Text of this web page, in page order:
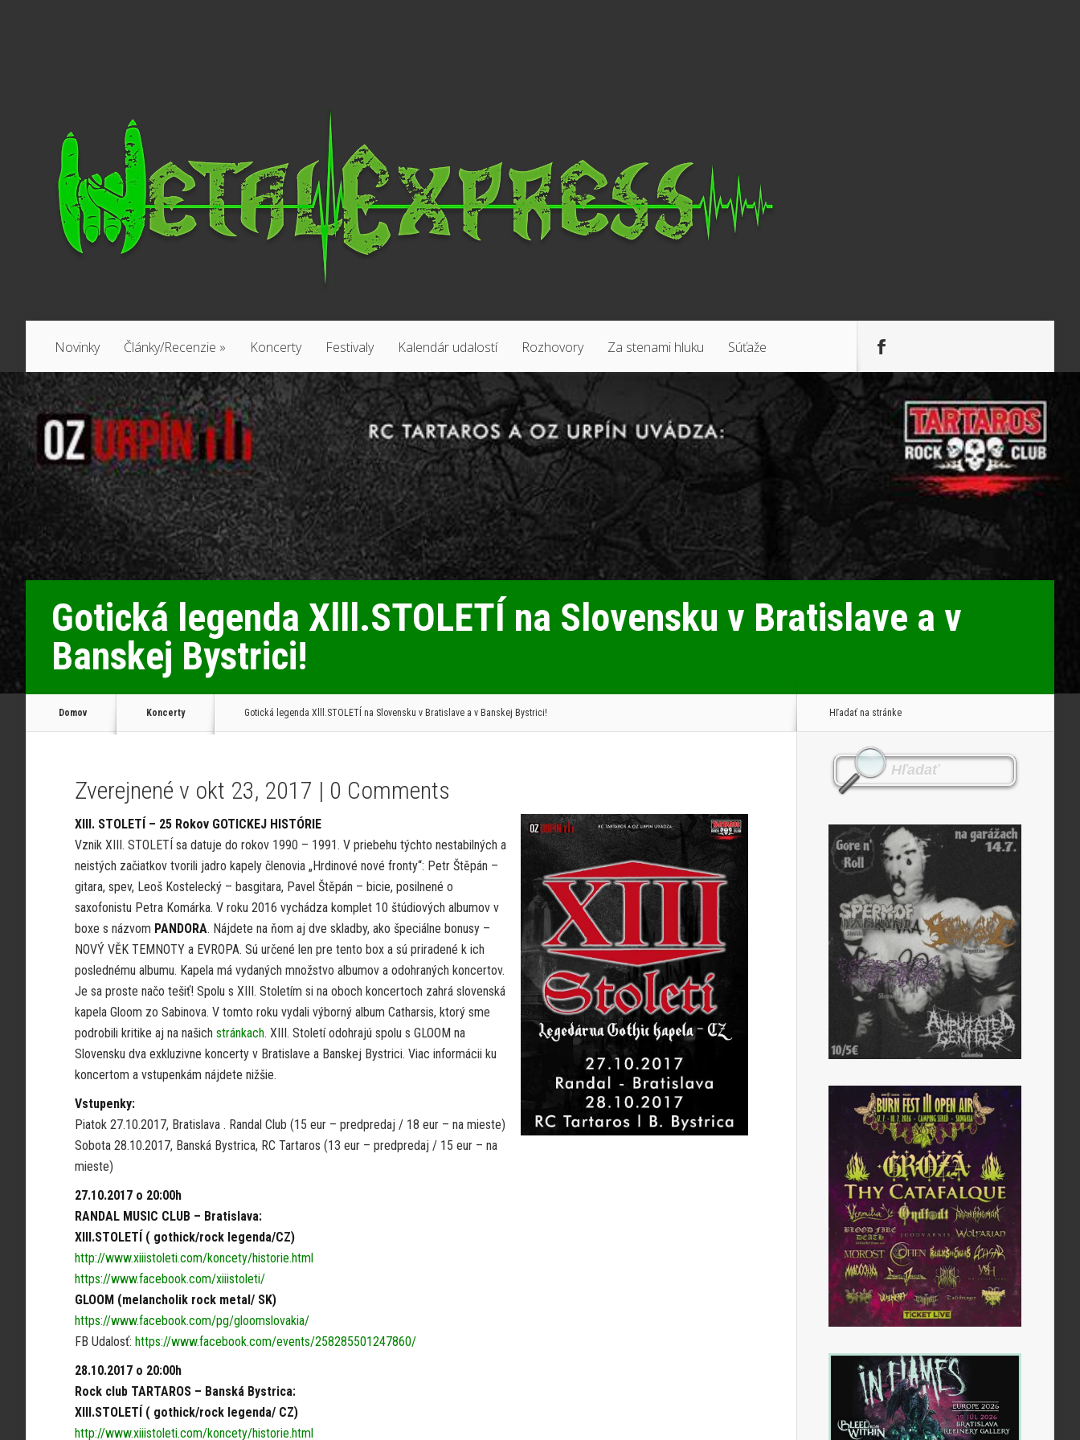
Novinky Články/Recenzie » Koncerty Festivaly Kalendár udalostí Rozhovory Za stenami hluku Súťaže
Gotická legenda Xlll.STOLETÍ na Slovensku v Bratislave a v
Banskej Bystrici!
Domov Koncerty Gotická legenda Xlll.STOLETÍ na Slovensku v Bratislave a v Banskej Bystrici!
Zverejnené v okt 23, 2017 | 0 Comments
XIII. STOLETÍ – 25 Rokov GOTICKEJ HISTÓRIE
Vznik XIII. STOLETÍ sa datuje do rokov 1990 – 1991. V priebehu týchto nestabilných a
neistých začiatkov tvorili jadro kapely členovia „Hrdinové nové fronty“: Petr Štěpán –
gitara, spev, Leoš Kostelecký – basgitara, Pavel Štěpán – bicie, posilnené o
saxofonistu Petra Komárka. V roku 2016 vychádza komplet 10 štúdiových albumov v
boxe s názvom PANDORA. Nájdete na ňom aj dve skladby, ako špeciálne bonusy –
NOVÝ VĚK TEMNOTY a EVROPA. Sú určené len pre tento box a sú priradené k ich
poslednému albumu. Kapela má vydaných množstvo albumov a odohraných koncertov.
Je sa proste načo tešiť! Spolu s XIII. Stoletím si na oboch koncertoch zahrá slovenská
kapela Gloom zo Sabinova. V tomto roku vydali výborný album Catharsis, ktorý sme
podrobili kritike aj na našich stránkach. XIII. Století odohrajú spolu s GLOOM na
Slovensku dva exkluzivne koncerty v Bratislave a Banskej Bystrici. Viac informácii ku
koncertom a vstupenkám nájdete nižšie.
Vstupenky:
Piatok 27.10.2017, Bratislava . Randal Club (15 eur – predpredaj / 18 eur – na mieste)
Sobota 28.10.2017, Banská Bystrica, RC Tartaros (13 eur – predpredaj / 15 eur – na
mieste)
27.10.2017 o 20:00h
RANDAL MUSIC CLUB – Bratislava:
XIII.STOLETÍ ( gothick/rock legenda/CZ)
http://www.xiiistoleti.com/koncety/historie.html
https://www.facebook.com/xiiistoleti/
GLOOM (melancholik rock metal/ SK)
https://www.facebook.com/pg/gloomslovakia/
FB Udalosť: https://www.facebook.com/events/258285501247860/
28.10.2017 o 20:00h
Rock club TARTAROS – Banská Bystrica:
XIII.STOLETÍ ( gothick/rock legenda/ CZ)
http://www.xiiistoleti.com/koncety/historie.html
Hľadať na stránke